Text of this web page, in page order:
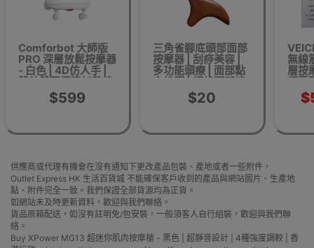
Comforbot 大師版
PRO 深層放鬆按摩器
- 白色 | 4D仿人手 |
雙效雙區恆溫加熱按
摩 | 靈活可調整按摩
小錘 | 香港行貨
$599
三角雀腳底頭部面部
按摩器 | 刮痧美容 |
多功能頭療 | 面部點
穴按摩 | 經絡頭部按
摩 |脚底按摩
$20
無線
層按
頻震
供應商或代理有機會在沒有通知下更改產品包裝、產地或者一些附件，
Outlet Express HK 生活百貨城 不能確保客戶收到的產品與網站圖片、生產地
點、附件完全一致。我們保證全部貨源均為正貨。
如網站未及時更新資料，歡迎與我們聯絡。
貨品原箱配送，如沒有註明免/包安裝，一般須客人自行組裝，歡迎與我們聯
絡。
Buy XPower MG13 超迷你肌肉按摩槍 - 黑色 | 超靜音設計 | 4種強度調較 | 香